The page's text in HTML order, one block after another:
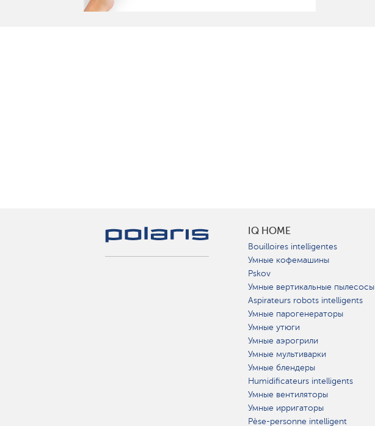
IQ HOME
Bouilloires intelligentes
Умные кофемашины
Pskov
Умные вертикальные пылесосы
Aspirateurs robots intelligents
Умные парогенераторы
Умные утюги
Умные аэрогрили
Умные мультиварки
Умные блендеры
Humidificateurs intelligents
Умные вентиляторы
Умные ирригаторы
Pèse-personne intelligent